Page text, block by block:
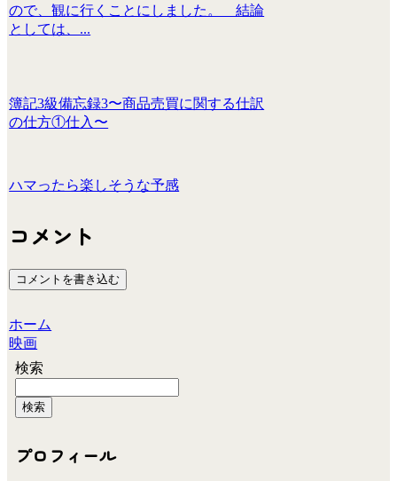
ので、観に行くことにしました。 結論
としては、...
簿記3級備忘録3〜商品売買に関する仕訳
の仕方①仕入〜
ハマったら楽しそうな予感
コメント
コメントを書き込む
ホーム
映画
検索
検索
プロフィール